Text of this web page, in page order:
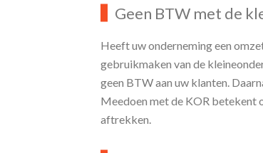
Geen BTW met de
Heeft uw onderneming een
gebruikmaken van de
geen BTW aan uw klanten.
Meedoen met de KOR betekent